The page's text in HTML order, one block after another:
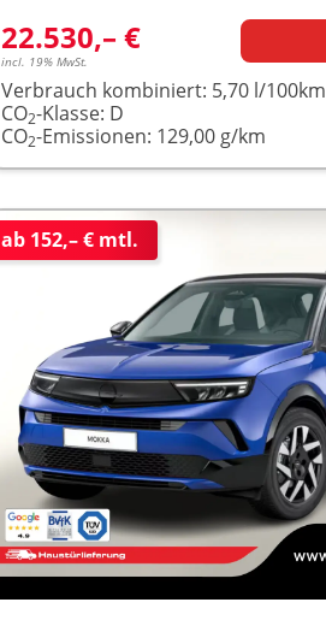
22.530,– €
incl. 19% MwSt.
Verbrauch kombiniert: 5,70 l/100km
CO2-Klasse: D
CO2-Emissionen: 129,00 g/km
ab 152,– € mtl.